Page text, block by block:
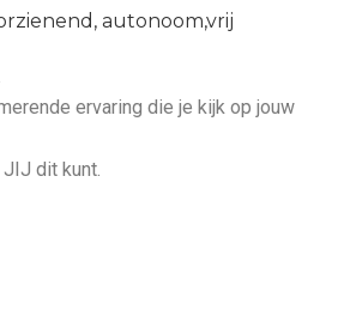
ervaring die je kijk op jouw
dit kunt.